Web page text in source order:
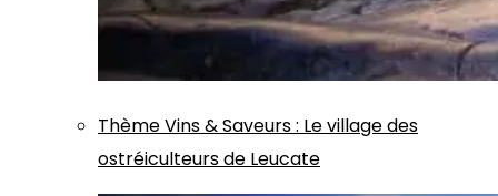
ThèmeVins & Saveurs: Le village des
ostréiculteurs de Leucate